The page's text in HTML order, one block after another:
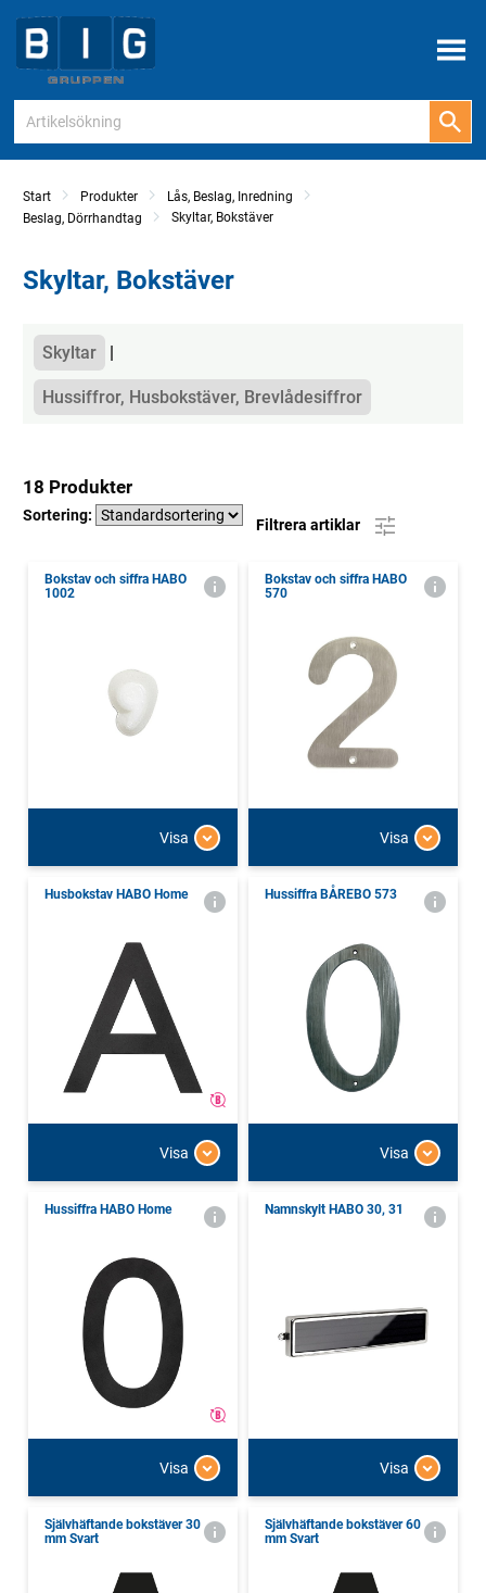
Meny
Start Produkter
Lås, Beslag, Inredning
Beslag, Dörrhandtag
Skyltar, Bokstäver
Skyltar, Bokstäver
Kategorier
Skyltar
Hussiffror, Husbokstäver, Brevlådesiffror
18 Produkter
Sortering:
Filtrera artiklar
Bokstav och siffra HABO
1002
Visa
Bokstav och siffra HABO
570
Visa
Husbokstav HABO Home
Visa
Hussiffra BÅREBO 573
Visa
Hussiffra HABO Home
Visa
Namnskylt HABO 30, 31
Visa
Självhäftande bokstäver 30
mm Svart
Självhäftande bokstäver 60
mm Svart